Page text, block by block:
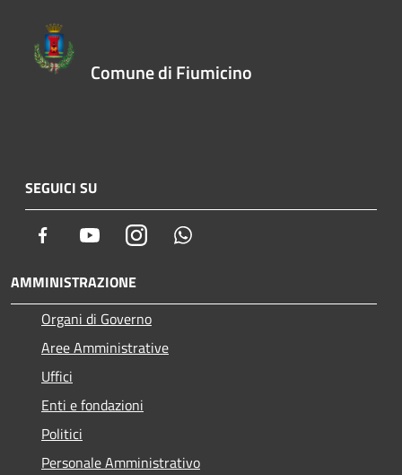
Comune di Fiumicino
SEGUICI SU
Facebook YoutubeInstagram
AMMINISTRAZIONE
Organi di Governo
Aree Amministrative
Uffici
Enti e fondazioni
Politici
Personale Amministrativo